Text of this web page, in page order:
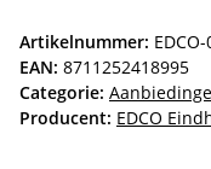
Artikelnummer:
EAN: 8711252418995
Categorie:
Producent: EDCO